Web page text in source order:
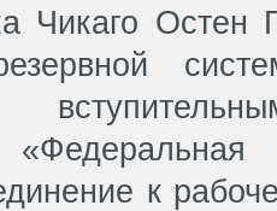
Чикаго Остен
к